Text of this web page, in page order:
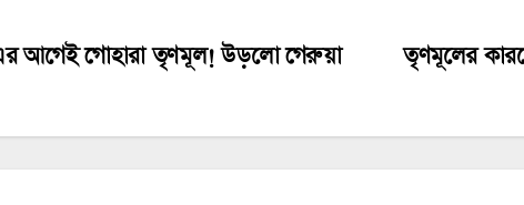
তৃণমূলের
আগেই গোহারা তৃণমূল! উড়লো গেরুয়া